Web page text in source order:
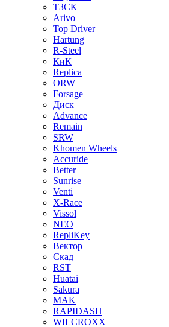
ТЗСК
Arivo
Top Driver
Hartung
R-Steel
КиК
Replica
ORW
Forsage
Диск
Advance
Remain
SRW
Khomen Wheels
Accuride
Better
Sunrise
Venti
X-Race
Vissol
NEO
RepliKey
Вектор
Скад
RST
Huatai
Sakura
MAK
RAPIDASH
WILCROXX